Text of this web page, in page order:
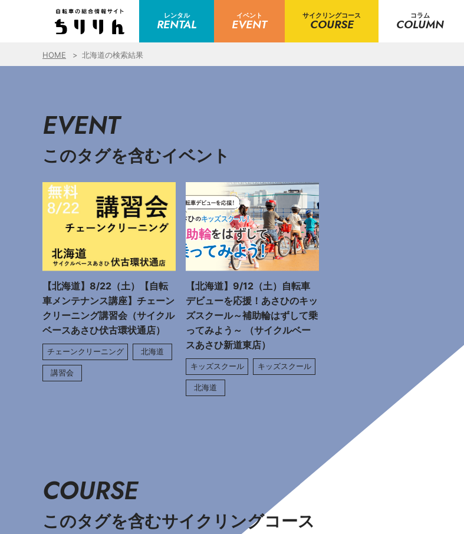
レンタル
RENTAL
イベント
EVENT
サイクリングコース
COURSE
コラム
COLUMN
HOME 北海道の検索結果
EVENT
このタグを含むイベント
【北海道】8/22（土）【自転
車メンテナンス講座】チェーン
クリーニング講習会（サイクル
ベースあさひ伏古環状通店）
チェーンクリーニング 北海道
講習会
【北海道】9/12（土）自転車
デビューを応援！あさひのキッ
ズスクール～補助輪はずして乗
ってみよう～ （サイクルベー
スあさひ新道東店）
キッズスクール キッズスクール
北海道
COURSE
このタグを含むサイクリングコース